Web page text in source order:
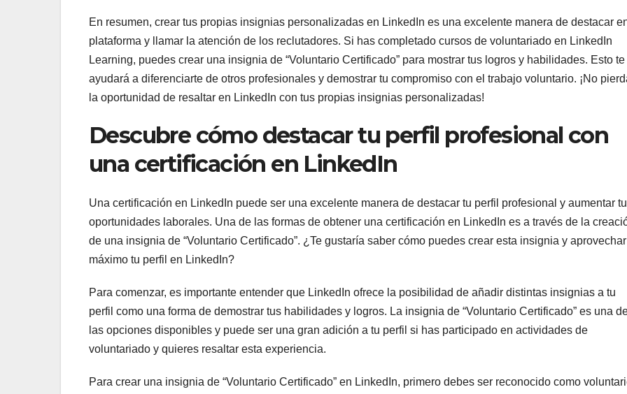
En resumen, crear tus propias insignias personalizadas en LinkedIn es una excelente manera de destacar
plataforma y llamar la atención de los reclutadores. Si has completado cursos de voluntariado en LinkedIn
Learning, puedes crear una insignia de “Voluntario Certificado” para mostrar tus logros y habilidades. Esto te
ayudará a diferenciarte de otros profesionales y demostrar tu compromiso con el trabajo voluntario. ¡No
la oportunidad de resaltar en LinkedIn con tus propias insignias personalizadas!
Descubre cómo destacar tu perfil profesional con
una certificación en LinkedIn
Una certificación en LinkedIn puede ser una excelente manera de destacar tu perfil profesional y aumentar
oportunidades laborales. Una de las formas de obtener una certificación en LinkedIn es a través de la
de una insignia de “Voluntario Certificado”. ¿Te gustaría saber cómo puedes crear esta insignia y
máximo tu perfil en LinkedIn?
Para comenzar, es importante entender que LinkedIn ofrece la posibilidad de añadir distintas insignias a tu
perfil como una forma de demostrar tus habilidades y logros. La insignia de “Voluntario Certificado” es una
las opciones disponibles y puede ser una gran adición a tu perfil si has participado en actividades de
voluntariado y quieres resaltar esta experiencia.
Para crear una insignia de “Voluntario Certificado” en LinkedIn, primero debes ser reconocido como